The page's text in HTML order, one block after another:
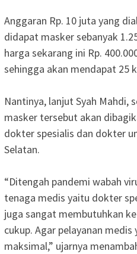
Anggaran Rp. 10 juta yang
didapat masker sebanyak
harga sekarang ini Rp.
sehingga akan mendapat 25
Nantinya, lanjut Syah Mahdi,
masker tersebut akan
dokter spesialis dan dokter
Selatan.
“Ditengah pandemi wabah
tenaga medis yaitu dokter
juga sangat membutuhkan
cukup. Agar pelayanan
maksimal,” ujarnya